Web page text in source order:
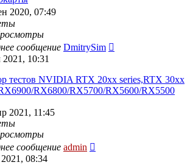
2020, 07:49
сообщение DmitrySim
10:31
тестов NVIDIA RTX 20xx series,RTX 30xx
RX6800/RX5700/RX5600/RX5500
2021, 11:45
сообщение admin
08:34